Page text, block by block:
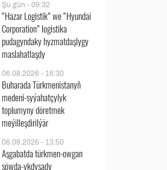
Şu gün - 09:32
“Hazar Logistik” we “Hyundai
Corporation” logistika
pudagyndaky hyzmatdaşlygy
maslahatlaşdy
06.08.2026 - 16:30
Buharada Türkmenistanyň
medeni-syýahatçylyk
toplumyny döretmek
meýilleşdirilýär
06.08.2026 - 13:50
Aşgabatda türkmen-owgan
söwda-ykdysady